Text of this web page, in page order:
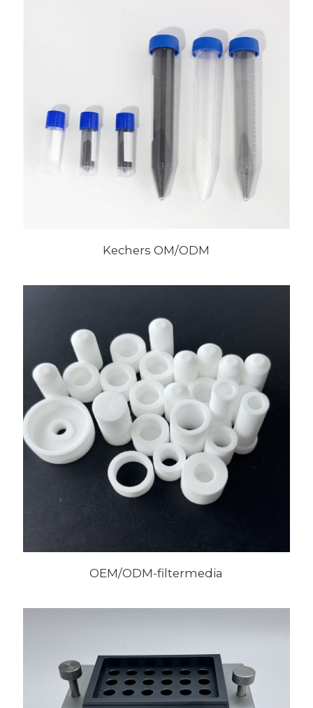
Kechers OM/ODM
OEM/ODM-filtermedia